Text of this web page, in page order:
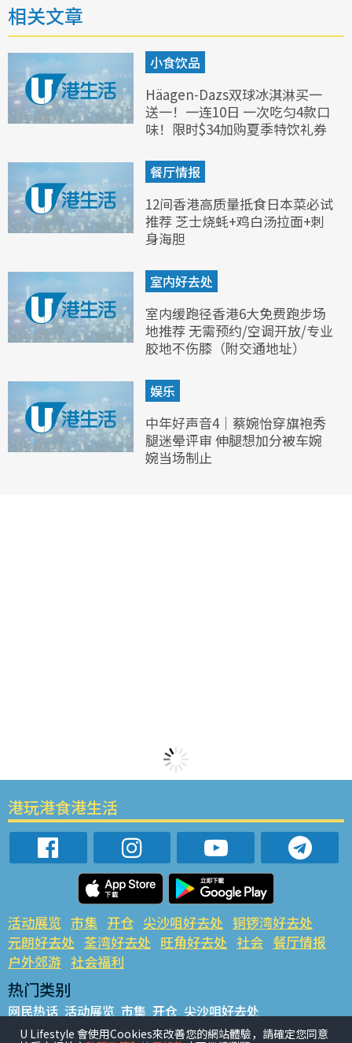
相关文章
小食饮品
Häagen-Dazs双球冰淇淋买一
送一！一连10日 一次吃匀4款口
味！限时$34加购夏季特饮礼券
餐厅情报
12间香港高质量抵食日本菜必试
推荐 芝士烧蚝+鸡白汤拉面+刺
身海胆
室内好去处
室内缓跑径香港6大免费跑步场
地推荐 无需预约/空调开放/专业
胶地不伤膝（附交通地址）
娱乐
中年好声音4｜蔡婉怡穿旗袍秀
腿迷晕评审 伸腿想加分被车婉
婉当场制止
港玩港食港生活
活动展览 市集 开仓 尖沙咀好去处 铜锣湾好去处
元朗好去处 荃湾好去处 旺角好去处 社会 餐厅情报
户外郊游 社会福利
热门类别
网民热话 活动展览 市集 开仓 尖沙咀好去处
铜锣湾好去处 元朗好去处 荃湾好去处 旺角好去处 社会
U Lifestyle 會使用Cookies來改善您的網站體驗，請確定您同意